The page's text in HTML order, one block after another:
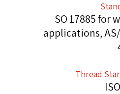
SO 17885 for
applications,
Thread